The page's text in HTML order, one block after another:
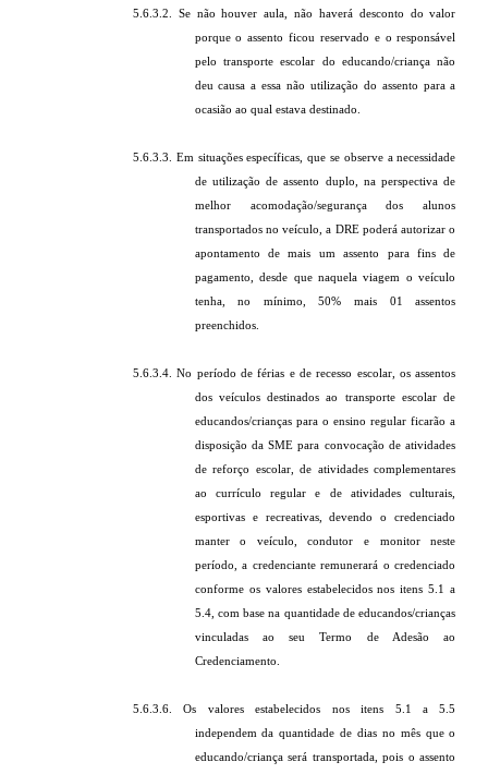
5.6.3.2. Se não houver aula, não haverá desconto do valor
porque o assento ficou reservado e o responsável
pelo transporte escolar do educando/criança não
deu causa a essa não utilização do assento para a
ocasião ao qual estava destinado.
5.6.3.3. Em situações específicas, que se observe a necessidade
de utilização de assento duplo, na perspectiva de
melhor acomodação/segurança dos alunos
transportados no veículo, a DRE poderá autorizar o
apontamento de mais um assento para fins de
pagamento, desde que naquela viagem o veículo
tenha, no mínimo, 50% mais 01 assentos
preenchidos.
5.6.3.4. No período de férias e de recesso escolar, os assentos
dos veículos destinados ao transporte escolar de
educandos/crianças para o ensino regular ficarão a
disposição da SME para convocação de atividades
de reforço escolar, de atividades complementares
ao currículo regular e de atividades culturais,
esportivas e recreativas, devendo o credenciado
manter o veículo, condutor e monitor neste
período, a credenciante remunerará o credenciado
conforme os valores estabelecidos nos itens 5.1 a
5.4, com base na quantidade de educandos/crianças
vinculadas ao seu Termo de Adesão ao
Credenciamento.
5.6.3.6. Os valores estabelecidos nos itens 5.1 a 5.5
independem da quantidade de dias no mês que o
educando/criança será transportada, pois o assento